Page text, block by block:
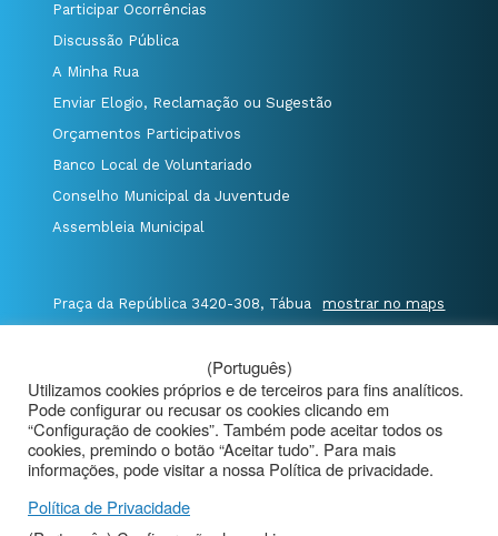
Participar Ocorrências
Discussão Pública
A Minha Rua
Enviar Elogio, Reclamação ou Sugestão
Orçamentos Participativos
Banco Local de Voluntariado
Conselho Municipal da Juventude
Assembleia Municipal
Praça da República 3420-308, Tábua mostrar no maps
E. geral@cm-tabua.pt
@Município de Tábua | Mapa do Portal
|
Politica de Privacidade
|
Aviso de Privacidade - Videovigilância
(Português)
Utilizamos cookies próprios e de terceiros para fins analíticos.
Pode configurar ou recusar os cookies clicando em
“Configuração de cookies”. Também pode aceitar todos os
cookies, premindo o botão “Aceitar tudo”. Para mais
informações, pode visitar a nossa Política de privacidade.
Política de Privacidade